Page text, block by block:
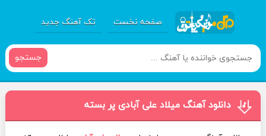
صفحه نخست تک آهنگ جدید
جستجو
دانلود آهنگ میلاد علی آبادی پر بسته